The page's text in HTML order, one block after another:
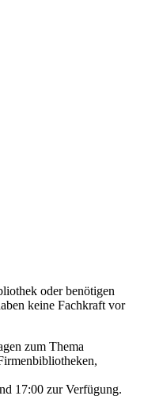
oder benötigen
keine Fachkraft vor
zum Thema
17:00 zur Verfügung.